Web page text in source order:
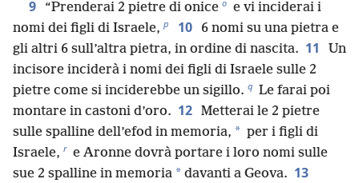
9 “Prenderai 2 pietre di onice o e vi inciderai i
nomi dei figli di Israele, p 10
6 nomi su una pietra e
gli altri 6 sull’altra pietra, in ordine di nascita. 11
Un
incisore inciderà i nomi dei figli di Israele sulle 2
pietre come si inciderebbe un sigillo. q Le farai poi
montare in castoni d’oro. 12 Metterai le 2 pietre
sulle spalline dell’efod in memoria, * per i figli di
Israele, r e Aronne dovrà portare i loro nomi sulle
sue 2 spalline in memoria * davanti a Geova. 13